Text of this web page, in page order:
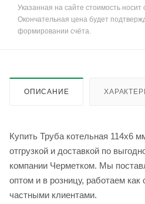
Указанная на сайте стоимость
Окончательная цена будет
формировании счёта.
ОПИСАНИЕ
Купить Труба котельная 114x6
отгрузкой и доставкой по
компании Черметком. Мы
оптом и в розницу, работаем как
частными клиентами.